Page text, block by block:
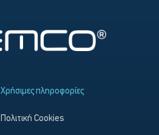
Χρήσιμες πληροφορίες
Πολιτική Cookies